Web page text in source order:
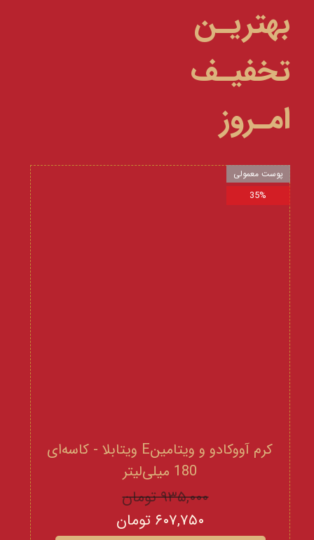
بهتریـن
تخفیـف
امـروز
کرم آووکادو و ویتامینE ویتابلا - کاسه‌ای
180 میلی‌لیتر
۹۳۵,۰۰۰ تومان
۶۰۷,۷۵۰ تومان
پوست معمولی
35%